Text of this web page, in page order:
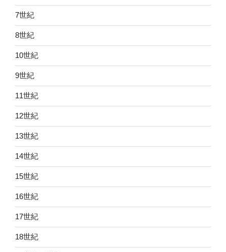
7世紀
8世紀
10世紀
9世紀
11世紀
12世紀
13世紀
14世紀
15世紀
16世紀
17世紀
18世紀